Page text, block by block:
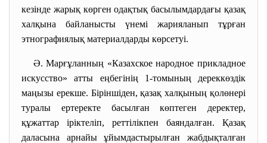
кезінде жарық көрген одақтық басылымдардағы қазақ
халқына байланысты үнемі жарияланып тұрған
этнографиялық материалдарды көрсетуі.
Ә. Марғұланның «Казахское народное прикладное
искусство» атты еңбегінің 1-томының дереккөздік
маңызы ерекше. Біріншіден, қазақ халқының қолөнері
туралы ертеректе басылған көптеген деректер,
құжаттар іріктеліп, реттілікпен баяндалған. Қазақ
даласына арнайы ұйымдастырылған жабдықталған